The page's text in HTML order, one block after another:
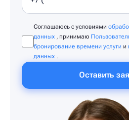
Соглашаюсь с условиями
данных , принимаю
бронирование времени услуги и
данных .
Оставить